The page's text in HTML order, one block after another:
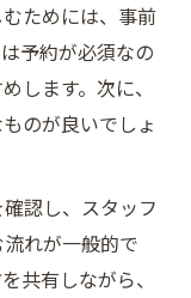
ためには、事前
予約が必須なの
します。次に、
のが良いでしょ
認し、スタッフ
れが一般的で
共有しながら、